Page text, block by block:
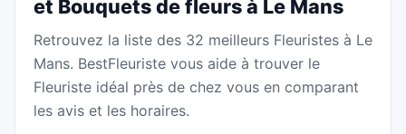
et Bouquets de fleurs à Le Mans
Retrouvez la liste des 32 meilleurs Fleuristes à Le
Mans. BestFleuriste vous aide à trouver le
Fleuriste idéal près de chez vous en comparant
les avis et les horaires.